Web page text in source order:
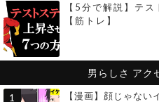
【5分で解説】テ
【筋トレ】
男らしさ アク
【漫画】顔じゃな